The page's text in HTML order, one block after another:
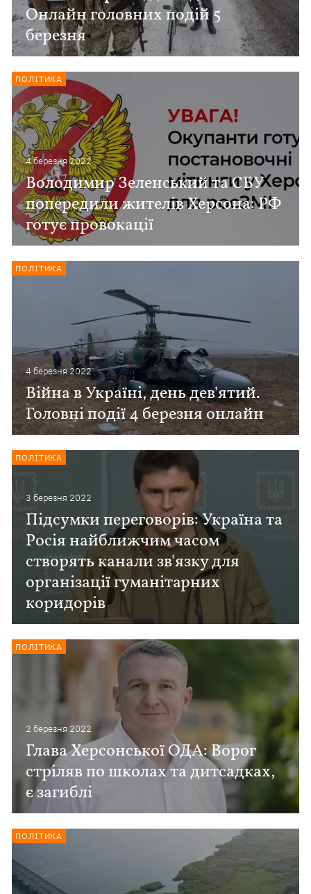
Онлайн головних подій 5
березня
4 березня 2022
Володимир Зеленський та СБУ
попередили жителів Херсона: РФ
готує провокації
ПОЛІТИКА
4 березня 2022
Війна в Україні, день дев'ятий.
Головні події 4 березня онлайн
ПОЛІТИКА
3 березня 2022
Підсумки переговорів: Україна та
Росія найближчим часом
створять канали зв'язку для
організації гуманітарних
коридорів
ПОЛІТИКА
2 березня 2022
Глава Херсонської ОДА: Ворог
стріляв по школах та дитсадках,
є загиблі
ПОЛІТИКА
ПОЛІТИКА